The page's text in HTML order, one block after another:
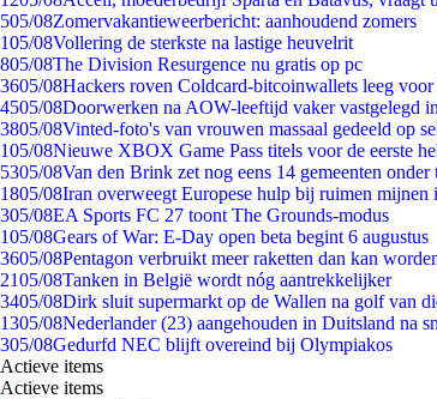
505/08Zomervakantieweerbericht: aanhoudend zomers
105/08Vollering de sterkste na lastige heuvelrit
805/08The Division Resurgence nu gratis op pc
3605/08Hackers roven Coldcard-bitcoinwallets leeg
4505/08Doorwerken na AOW-leeftijd vaker vastgelegd
3805/08Vinted-foto's van vrouwen massaal gedeeld op
105/08Nieuwe XBOX Game Pass titels voor de eerste
5305/08Van den Brink zet nog eens 14 gemeenten
1805/08Iran overweegt Europese hulp bij ruimen mijnen
305/08EA Sports FC 27 toont The Grounds-modus
105/08Gears of War: E-Day open beta begint 6 augustus
3605/08Pentagon verbruikt meer raketten dan kan
2105/08Tanken in België wordt nóg aantrekkelijker
3405/08Dirk sluit supermarkt op de Wallen na golf van
1305/08Nederlander (23) aangehouden in Duitsland na
305/08Gedurfd NEC blijft overeind bij Olympiakos
Actieve items
Actieve items